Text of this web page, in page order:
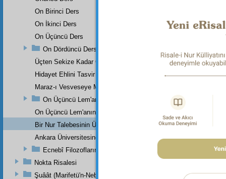
"En
Dipnot-2
"Yaş ve
On Birinci Ders
On İkinci Ders
On Üçüncü Ders
On Dördüncü Ders
Üçten Sekize Kadar Olan Derslerin Özeti
Hidayet Ehlini Tasvir Eden Bir Levha
Maraz-ı Vesveseye Müptelâ Olanlara Bir Ders
On Üçüncü Lem'anın On İkinci İşaretinden
On Üçüncü Lem'anın On Üçüncü İşaretinin Üçüncü Noktasından
Bir Nur Talebesinin Üstad Hazretlerinin Dâr-ı Bekaya
Ankara Üniversitesinde Okunan Bir Konferans
Ecnebî Filozofların Kur'ân'ı Tasdiklerine Dair Şehadetleri
Nokta Risalesi
Şuâât (Marifetü'n-Nebi)